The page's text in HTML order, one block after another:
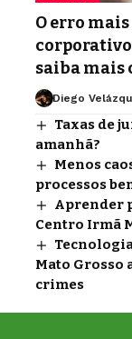
O erro
saiba mais
Diego
Taxas de
amanhã?
Menos
processos
Aprender
Centro Irmã
Mato Grosso
crimes